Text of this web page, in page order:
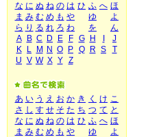
な に ぬ ね の は ひ ふ へ ほ
ま み む め も や ゆ
よ
ら り る れ ろ わ を
ん
A
B C D E F G H
J
K
L M N O P Q R S
T
U V W X Y Z
あ い う え お か き く け こ
さ し す せ そ た ち つ て と
な に ぬ ね の は ひ ふ へ ほ
ま み む め も や ゆ
よ